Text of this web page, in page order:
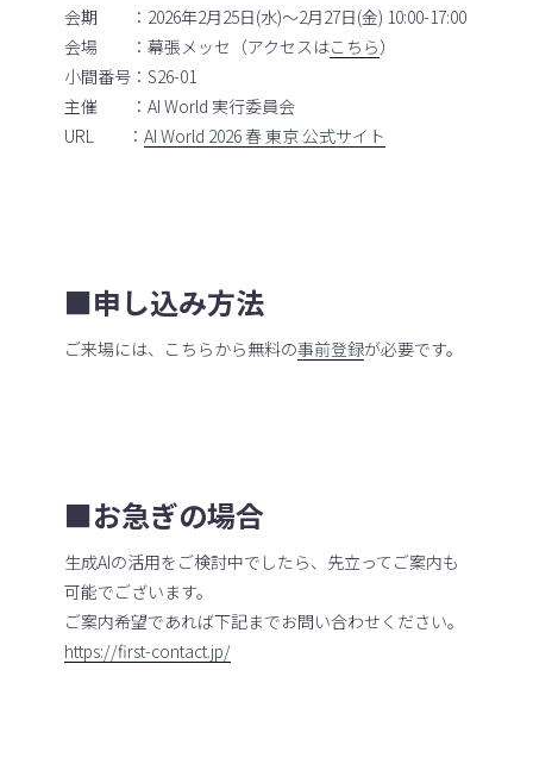
会期 ：2026年2月25日(水)～2月27日(金) 10:00-17:00
会場 ：幕張メッセ（アクセスはこちら）
小間番号：S26-01
主催 ：AI World 実行委員会
URL ：AI World 2026 春 東京 公式サイト
■申し込み方法
ご来場には、こちらから無料の事前登録が必要です。
■お急ぎの場合
生成AIの活用をご検討中でしたら、先立ってご案内も
可能でございます。
ご案内希望であれば下記までお問い合わせください。
https://first-contact.jp/